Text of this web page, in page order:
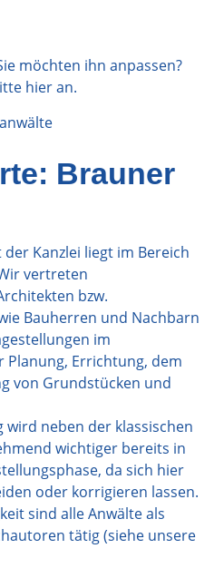
möchten ihn anpassen?
hieran.
Brauner
Kanzlei liegt im Bereich
vertreten
bzw.
Bauherren und Nachbarn
im
Errichtung, dem
von Grundstücken und
neben der klassischen
wichtiger bereits in
da sich hier
oder korrigieren lassen.
sind alle Anwälte als
tätig (siehe unsere